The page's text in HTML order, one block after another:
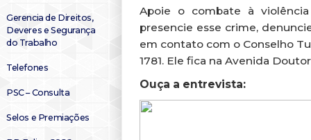
Gerencia de Direitos,
Deveres e Segurança
do Trabalho
Telefones
PSC – Consulta
Selos e Premiações
Apoie o combate à
presencie esse crime,
em contato com o Conselho
1781. Ele fica na Avenida
Ouça a entrevista: